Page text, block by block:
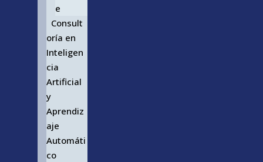
e
Consult
oría en
Inteligen
cia
Artificial
y
Aprendiz
aje
Automáti
co